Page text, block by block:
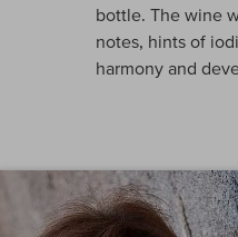
bottle. The wine
notes, hints of
harmony and